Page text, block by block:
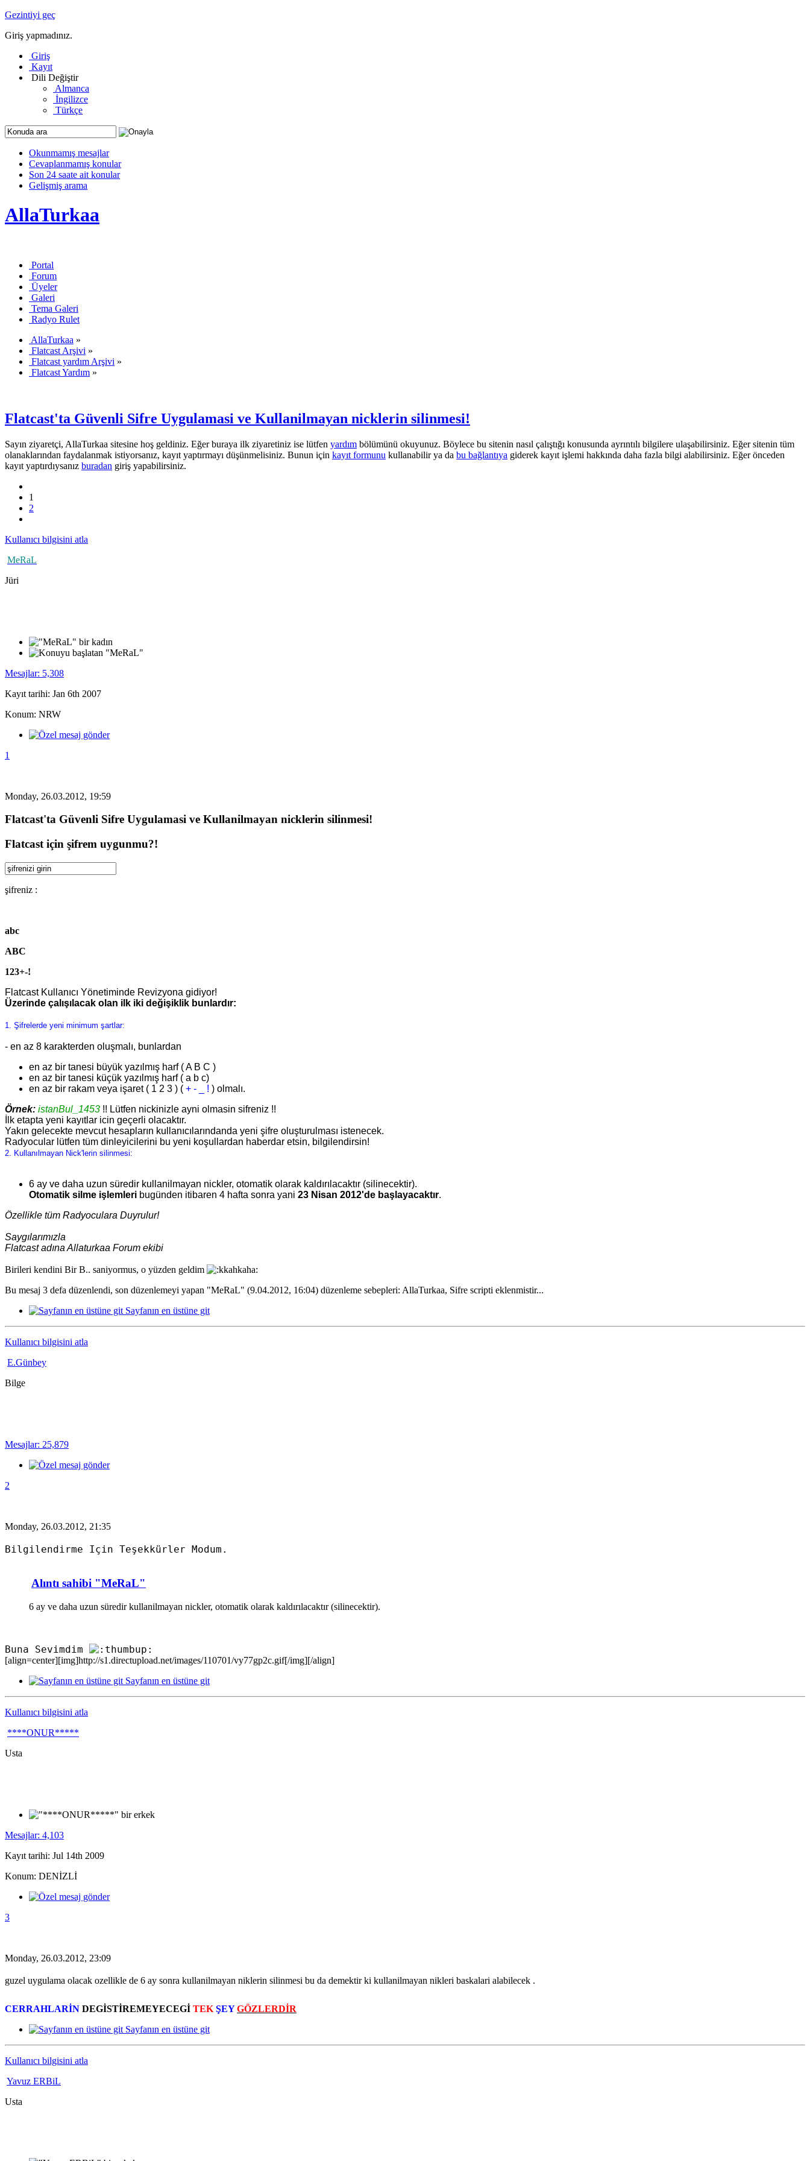
Gezintiyi geç
Giriş yapmadınız.
Giriş
Kayıt
Dili Değiştir
Almanca
İngilizce
Türkçe
Okunmamış mesajlar
Cevaplanmamış konular
Son 24 saate ait konular
Gelişmiş arama
AllaTurkaa
Portal
Forum
Üyeler
Galeri
Tema Galeri
Radyo Rulet
AllaTurkaa »
Flatcast Arşivi »
Flatcast yardım Arşivi »
Flatcast Yardım »
Flatcast'ta Güvenli Sifre Uygulamasi ve Kullanilmayan nicklerin silinmesi!
Sayın ziyaretçi, AllaTurkaa sitesine hoş geldiniz. Eğer buraya ilk ziyaretiniz ise lütfen yardım bölümünü okuyunuz. Böylece bu sitenin nasıl çalıştığı konusunda ayrıntılı bilgilere ulaşabilirsiniz. Eğer sitenin tüm
olanaklarından faydalanmak istiyorsanız, kayıt yaptırmayı düşünmelisiniz. Bunun için kayıt formunu kullanabilir ya da bu bağlantıya giderek kayıt işlemi hakkında daha fazla bilgi alabilirsiniz. Eğer önceden
kayıt yaptırdıysanız buradan giriş yapabilirsiniz.
1
2
Kullanıcı bilgisini atla
MeRaL
Jüri
Mesajlar: 5,308
Kayıt tarihi: Jan 6th 2007
Konum: NRW
1
Monday, 26.03.2012, 19:59
Flatcast'ta Güvenli Sifre Uygulamasi ve Kullanilmayan nicklerin silinmesi!
Flatcast için şifrem uygunmu?!
şifreniz :
abc
ABC
123+-!
Flatcast Kullanıcı Yönetiminde Revizyona gidiyor!
Üzerinde çalışılacak olan ilk iki değişiklik bunlardır:
1. Şifrelerde yeni minimum şartlar:
- en az 8 karakterden oluşmalı, bunlardan
en az bir tanesi büyük yazılmış harf ( A B C )
en az bir tanesi küçük yazılmış harf ( a b c)
en az bir rakam veya işaret ( 1 2 3 ) ( + - _ ! ) olmalı.
Örnek: istanBul_1453 !! Lütfen nickinizle ayni olmasin sifreniz !!
İlk etapta yeni kayıtlar icin geçerli olacaktır.
Yakın gelecekte mevcut hesapların kullanıcılarındanda yeni şifre oluşturulması istenecek.
Radyocular lütfen tüm dinleyicilerini bu yeni koşullardan haberdar etsin, bilgilendirsin!
2. Kullanılmayan Nick'lerin silinmesi:
6 ay ve daha uzun süredir kullanilmayan nickler, otomatik olarak kaldırılacaktır (silinecektir).
Otomatik silme işlemleri bugünden itibaren 4 hafta sonra yani 23 Nisan 2012'de başlayacaktır.
Özellikle tüm Radyoculara Duyrulur!
Saygılarımızla
Flatcast adına Allaturkaa Forum ekibi
Birileri kendini Bir B.. saniyormus, o yüzden geldim
Bu mesaj 3 defa düzenlendi, son düzenlemeyi yapan "MeRaL" (9.04.2012, 16:04) düzenleme sebepleri: AllaTurkaa, Sifre scripti eklenmistir...
Sayfanın en üstüne git
Kullanıcı bilgisini atla
E.Günbey
Bilge
Mesajlar: 25,879
2
Monday, 26.03.2012, 21:35
Bilgilendirme Için Teşekkürler Modum.
Alıntı sahibi "MeRaL"
6 ay ve daha uzun süredir kullanilmayan nickler, otomatik olarak kaldırılacaktır (silinecektir).
Buna Sevimdim
[align=center][img]http://s1.directupload.net/images/110701/vy77gp2c.gif[/img][/align]
Sayfanın en üstüne git
Kullanıcı bilgisini atla
****ONUR*****
Usta
Mesajlar: 4,103
Kayıt tarihi: Jul 14th 2009
Konum: DENİZLİ
3
Monday, 26.03.2012, 23:09
guzel uygulama olacak ozellikle de 6 ay sonra kullanilmayan niklerin silinmesi bu da demektir ki kullanilmayan nikleri baskalari alabilecek .
CERRAHLARİN DEGİSTİREMEYECEGİ TEK ŞEY GÖZLERDİR
Sayfanın en üstüne git
Kullanıcı bilgisini atla
Yavuz ERBiL
Usta